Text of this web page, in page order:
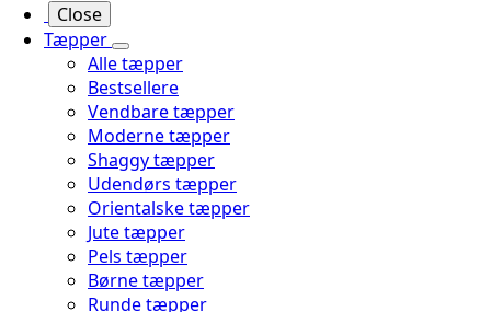
Close
Tæpper
Alle tæpper
Bestsellere
Vendbare tæpper
Moderne tæpper
Shaggy tæpper
Udendørs tæpper
Orientalske tæpper
Jute tæpper
Pels tæpper
Børne tæpper
Runde tæpper